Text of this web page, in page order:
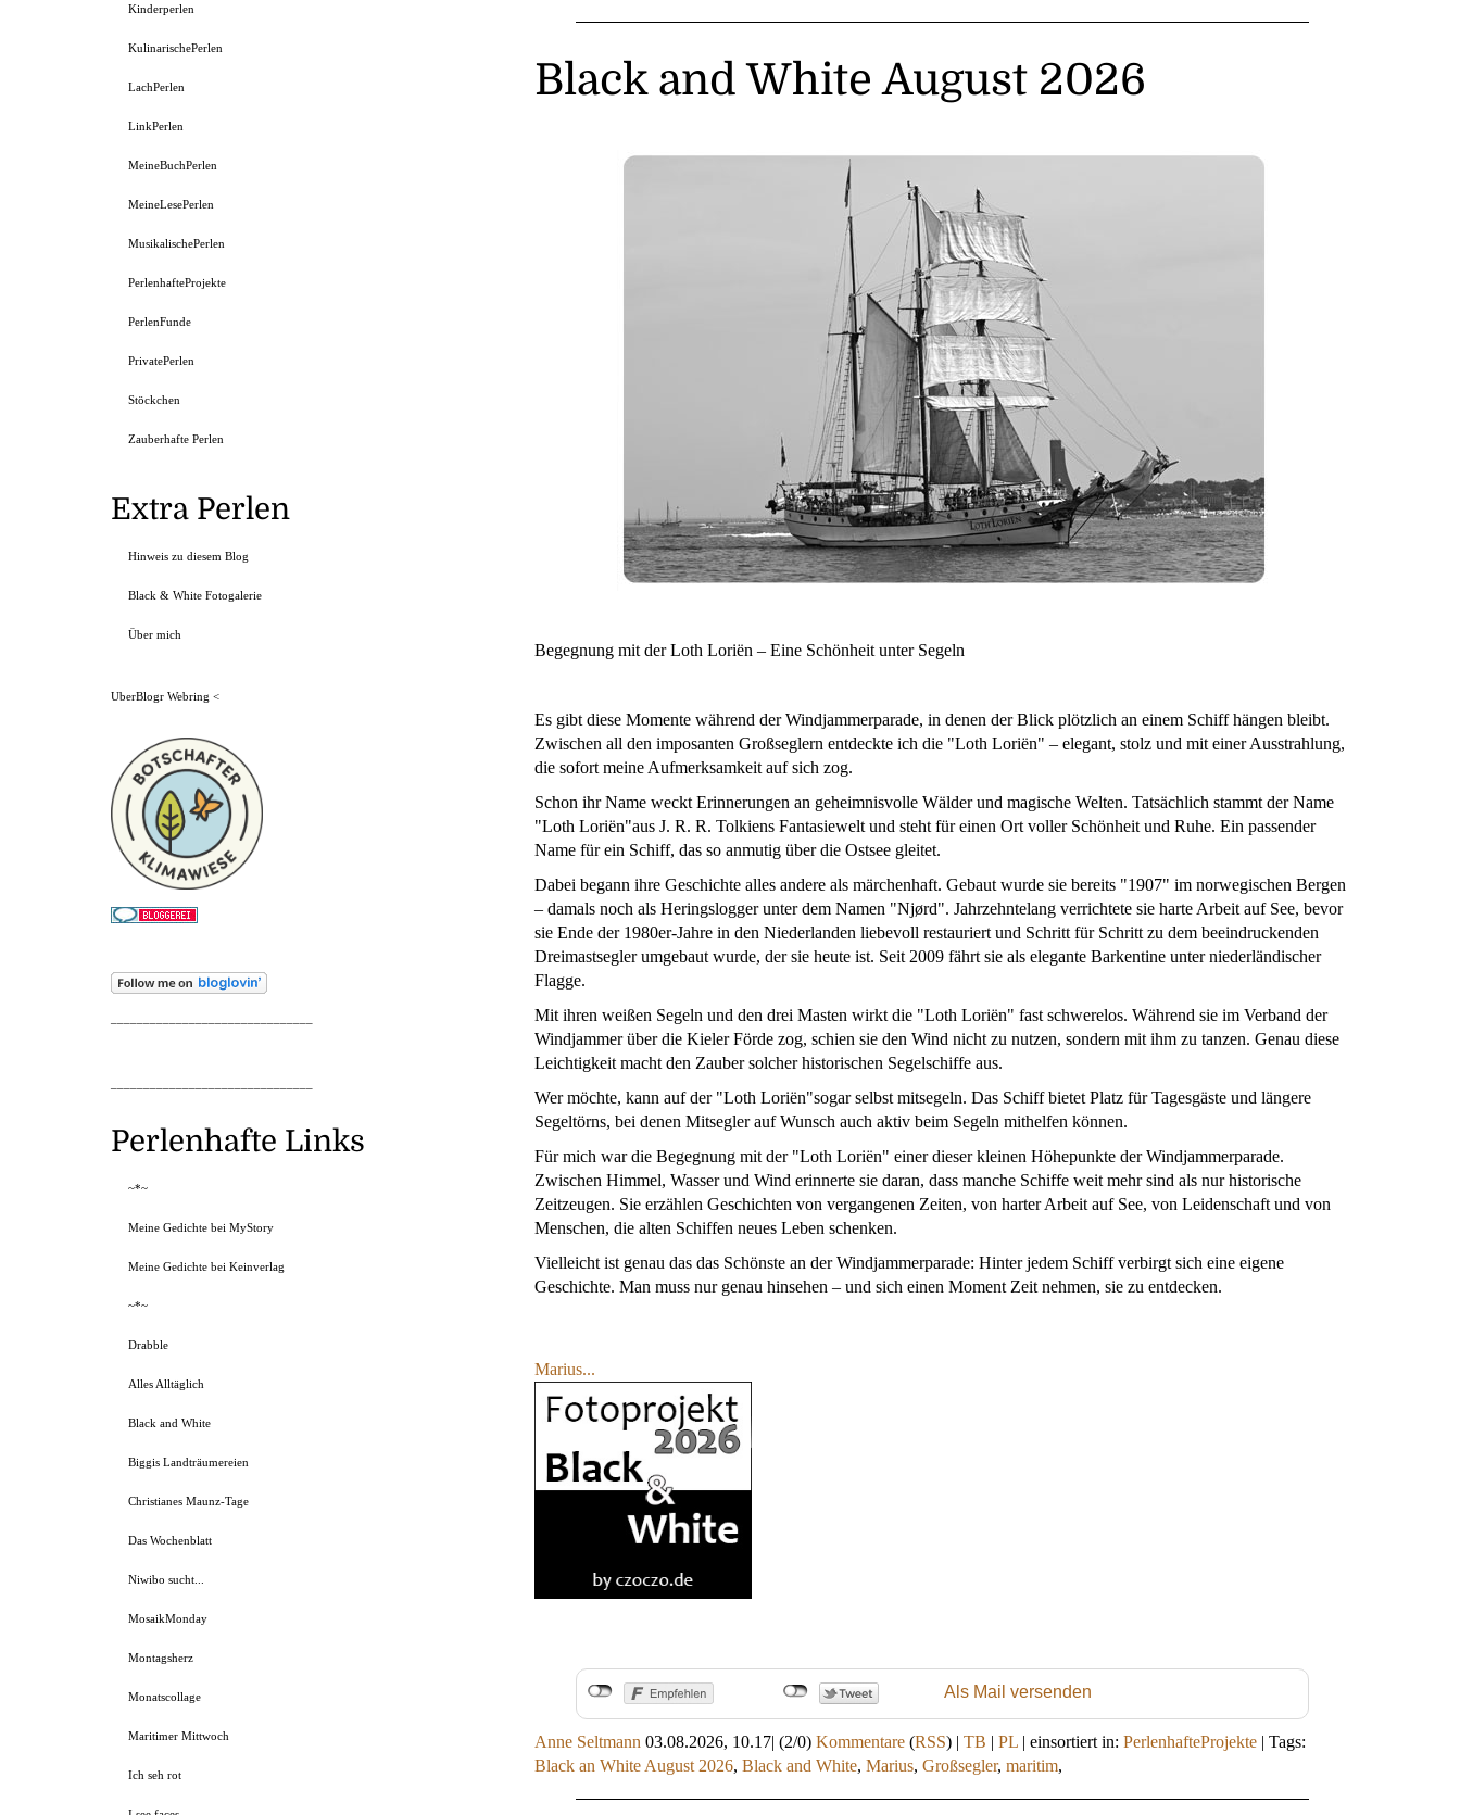
Black and White August 2026
Begegnung mit der Loth Loriën – Eine Schönheit unter Segeln
Es gibt diese Momente während der Windjammerparade, in denen der Blick plötzlich an einem Schiff hängen bleibt.
Zwischen all den imposanten Großseglern entdeckte ich die "Loth Loriën" – elegant, stolz und mit einer Ausstrahlung,
die sofort meine Aufmerksamkeit auf sich zog.
Schon ihr Name weckt Erinnerungen an geheimnisvolle Wälder und magische Welten. Tatsächlich stammt der Name
"Loth Loriën"aus J. R. R. Tolkiens Fantasiewelt und steht für einen Ort voller Schönheit und Ruhe. Ein passender
Name für ein Schiff, das so anmutig über die Ostsee gleitet.
Dabei begann ihre Geschichte alles andere als märchenhaft. Gebaut wurde sie bereits "1907" im norwegischen Bergen
– damals noch als Heringslogger unter dem Namen "Njørd". Jahrzehntelang verrichtete sie harte Arbeit auf See, bevor
sie Ende der 1980er-Jahre in den Niederlanden liebevoll restauriert und Schritt für Schritt zu dem beeindruckenden
Dreimastsegler umgebaut wurde, der sie heute ist. Seit 2009 fährt sie als elegante Barkentine unter niederländischer
Flagge.
Mit ihren weißen Segeln und den drei Masten wirkt die "Loth Loriën" fast schwerelos. Während sie im Verband der
Windjammer über die Kieler Förde zog, schien sie den Wind nicht zu nutzen, sondern mit ihm zu tanzen. Genau diese
Leichtigkeit macht den Zauber solcher historischen Segelschiffe aus.
Wer möchte, kann auf der "Loth Loriën"sogar selbst mitsegeln. Das Schiff bietet Platz für Tagesgäste und längere
Segeltörns, bei denen Mitsegler auf Wunsch auch aktiv beim Segeln mithelfen können.
Für mich war die Begegnung mit der "Loth Loriën" einer dieser kleinen Höhepunkte der Windjammerparade.
Zwischen Himmel, Wasser und Wind erinnerte sie daran, dass manche Schiffe weit mehr sind als nur historische
Zeitzeugen. Sie erzählen Geschichten von vergangenen Zeiten, von harter Arbeit auf See, von Leidenschaft und von
Menschen, die alten Schiffen neues Leben schenken.
Vielleicht ist genau das das Schönste an der Windjammerparade: Hinter jedem Schiff verbirgt sich eine eigene
Geschichte. Man muss nur genau hinsehen – und sich einen Moment Zeit nehmen, sie zu entdecken.
Marius...
Als Mail versenden
Anne Seltmann 03.08.2026, 10.17| (2/0) Kommentare (RSS) | TB | PL | einsortiert in: PerlenhafteProjekte | Tags:
Black an White August 2026, Black and White, Marius, Großsegler, maritim,
Kinderperlen
KulinarischePerlen
LachPerlen
LinkPerlen
MeineBuchPerlen
MeineLesePerlen
MusikalischePerlen
PerlenhafteProjekte
PerlenFunde
PrivatePerlen
Stöckchen
Zauberhafte Perlen
Extra Perlen
Hinweis zu diesem Blog
Black & White Fotogalerie
Über mich
UberBlogr Webring <
Perlenhafte Links
~*~
Meine Gedichte bei MyStory
Meine Gedichte bei Keinverlag
~*~
Drabble
Alles Alltäglich
Black and White
Biggis Landträumereien
Christianes Maunz-Tage
Das Wochenblatt
Niwibo sucht...
MosaikMonday
Montagsherz
Monatscollage
Maritimer Mittwoch
Ich seh rot